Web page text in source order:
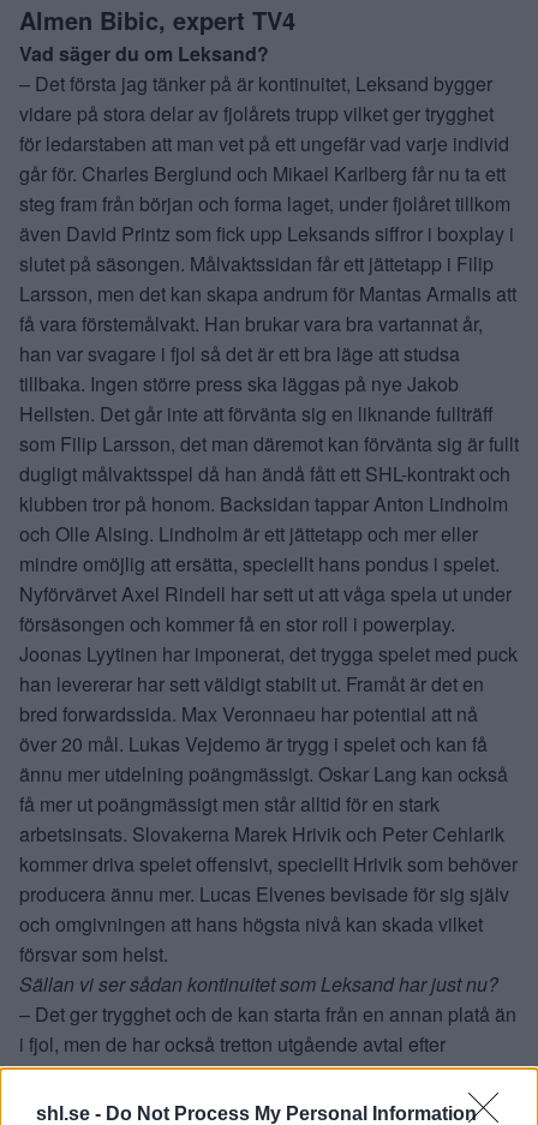
shl.se - Do Not Process My Personal Information
Almen Bibic, expert TV4
Vad säger du om Leksand?
– Det första jag tänker på är kontinuitet, Leksand bygger
vidare på stora delar av fjolårets trupp vilket ger trygghet
för ledarstaben att man vet på ett ungefär vad varje individ
går för. Charles Berglund och Mikael Karlberg får nu ta ett
steg fram från början och forma laget, under fjolåret tillkom
även David Printz som fick upp Leksands siffror i boxplay i
slutet på säsongen. Målvaktssidan får ett jättetapp i Filip
Larsson, men det kan skapa andrum för Mantas Armalis att
få vara förstemålvakt. Han brukar vara bra vartannat år,
han var svagare i fjol så det är ett bra läge att studsa
tillbaka. Ingen större press ska läggas på nye Jakob
Hellsten. Det går inte att förvänta sig en liknande fullträff
som Filip Larsson, det man däremot kan förvänta sig är fullt
dugligt målvaktsspel då han ändå fått ett SHL-kontrakt och
klubben tror på honom. Backsidan tappar Anton Lindholm
och Olle Alsing. Lindholm är ett jättetapp och mer eller
mindre omöjlig att ersätta, speciellt hans pondus i spelet.
Nyförvärvet Axel Rindell har sett ut att våga spela ut under
försäsongen och kommer få en stor roll i powerplay.
Joonas Lyytinen har imponerat, det trygga spelet med puck
han levererar har sett väldigt stabilt ut. Framåt är det en
bred forwardssida. Max Veronnaeu har potential att nå
över 20 mål. Lukas Vejdemo är trygg i spelet och kan få
ännu mer utdelning poängmässigt. Oskar Lang kan också
få mer ut poängmässigt men står alltid för en stark
arbetsinsats. Slovakerna Marek Hrivik och Peter Cehlarik
kommer driva spelet offensivt, speciellt Hrivik som behöver
producera ännu mer. Lucas Elvenes bevisade för sig själv
och omgivningen att hans högsta nivå kan skada vilket
försvar som helst.
Sällan vi ser sådan kontinuitet som Leksand har just nu?
– Det ger trygghet och de kan starta från en annan platå än
i fjol, men de har också tretton utgående avtal efter
säsongen vilket kan skapa en rejäl blåslampa för många
som ska spela för ett nytt kontrakt.